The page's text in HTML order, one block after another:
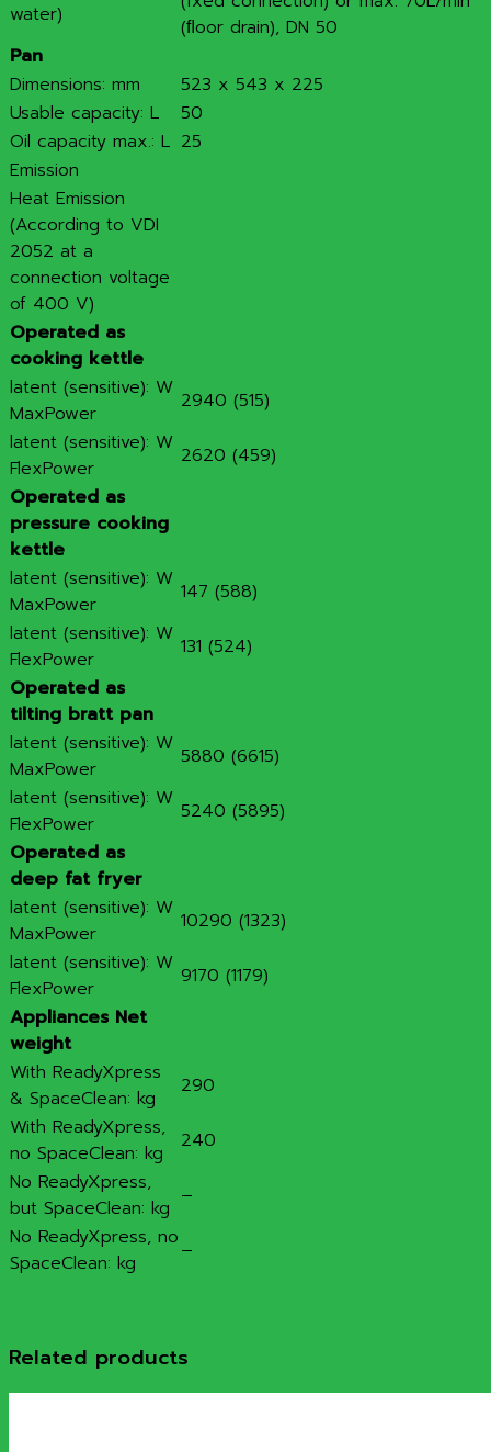
water)
(ﬂoor drain), DN 50
Pan
Dimensions: mm
523 x 543 x 225
Usable capacity: L
50
Oil capacity max.: L 25
Emission
Heat Emission
(According to VDI
2052 at a
connection voltage
of 400 V)
Operated as
cooking kettle
latent (sensitive): W
MaxPower
2940 (515)
latent (sensitive): W
FlexPower
2620 (459)
Operated as
pressure cooking
kettle
latent (sensitive): W
MaxPower
147 (588)
latent (sensitive): W
FlexPower
131 (524)
Operated as
tilting bratt pan
latent (sensitive): W
MaxPower
5880 (6615)
latent (sensitive): W
FlexPower
5240 (5895)
Operated as
deep fat fryer
latent (sensitive): W
MaxPower
10290 (1323)
latent (sensitive): W
FlexPower
9170 (1179)
Appliances Net
weight
With ReadyXpress
& SpaceClean: kg
290
With ReadyXpress,
no SpaceClean: kg
240
No ReadyXpress,
but SpaceClean: kg –
No ReadyXpress, no
SpaceClean: kg
–
Related products